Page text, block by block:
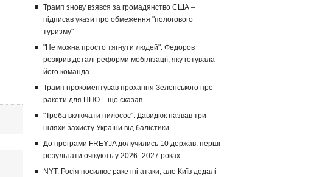
Трамп знову взявся за громадянство США –
підписав укази про обмеження "пологового
туризму"
"Не можна просто тягнути людей": Федоров
розкрив деталі реформи мобілізації, яку готувала
його команда
Трамп прокоментував прохання Зеленського про
ракети для ППО – що сказав
"Треба включати пилосос": Давидюк назвав три
шляхи захисту України від балістики
До програми FREYJA долучились 10 держав: перші
результати очікують у 2026–2027 роках
NYT: Росія посилює ракетні атаки, але Київ дедалі